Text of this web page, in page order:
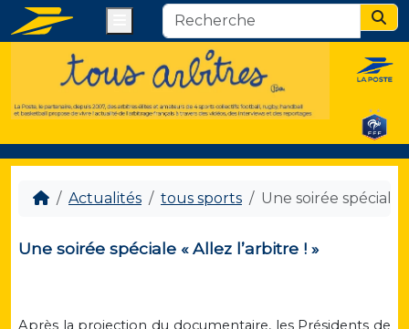
Actualités tous sports Une soirée spéciale
Une soirée spéciale « Allez l’arbitre ! »
Après la projection du documentaire, les Présidents de